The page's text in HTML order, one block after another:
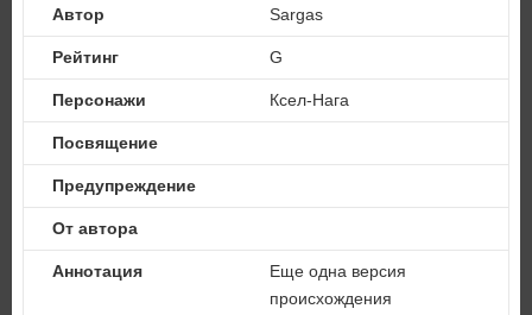
Автор Sargas
Рейтинг G
Персонажи Ксел-Нага
Посвящение
Предупреждение
От автора
Аннотация
Еще одна версия
происхождения